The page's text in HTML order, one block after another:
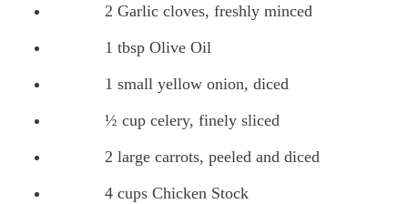
2 Garlic cloves, freshly minced
1 tbsp Olive Oil
1 small yellow onion, diced
½ cup celery, finely sliced
2 large carrots, peeled and diced
4 cups Chicken Stock